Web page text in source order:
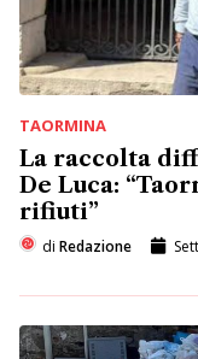
TAORMINA
La raccolta
De Luca:
rifiuti”
di Redazione